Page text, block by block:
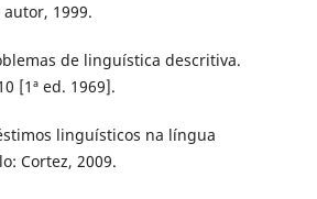
1999.
de linguística descritiva.
[1ª ed. 1969].
linguísticos na língua
Cortez, 2009.